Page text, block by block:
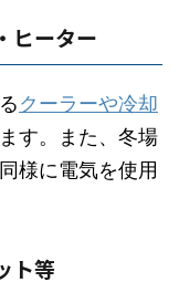
ヒーター
クーラーや冷却
す。また、冬場
様に電気を使用
ト等